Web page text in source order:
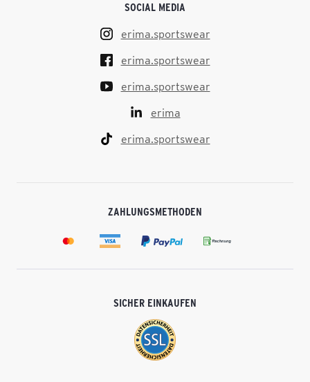
SOCIAL MEDIA
erima.sportswear
erima.sportswear
erima.sportswear
erima
erima.sportswear
ZAHLUNGSMETHODEN
SICHER EINKAUFEN